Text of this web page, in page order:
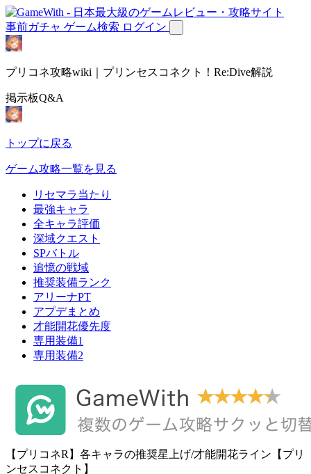
事前ガチャ ゲーム検索 ログイン
プリコネ攻略wiki｜プリンセスコネクト！Re:Dive解説
掲示板Q&A
トップに戻る
ゲーム攻略一覧を見る
リセマラ当たり
最強キャラ
全キャラ評価
深域クエスト
SPバトル
追憶の戦域
推奨装備ランク
アリーナPT
アプデまとめ
才能開花優先度
専用装備1
専用装備2
【プリコネR】各キャラの推奨星上げ/才能開花ライン【プリ
ンセスコネクト】